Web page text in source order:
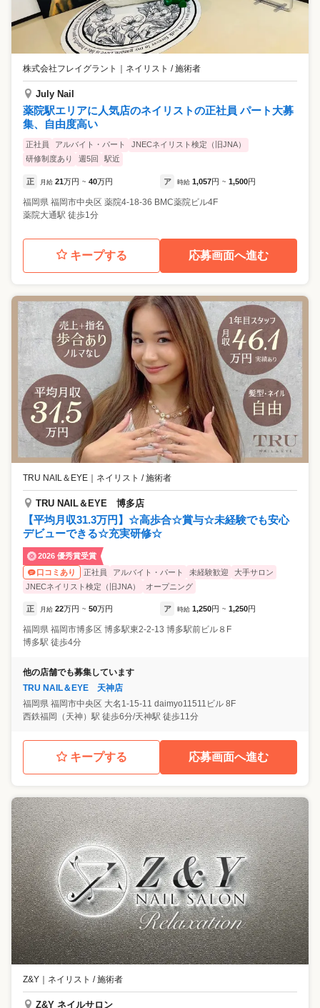
株式会社フレイグラント ネイリスト / 施術者
July Nail
薬院駅エリアに人気店のネイリストの正社員 パート大募
集、自由度高い
正社員 アルバイト・パート
JNECネイリスト検定（旧JNA）
研修制度あり
週5回 駅近
正 月給 21万円 ~ 40万円 ア 時給 1,057円 ~ 1,500円
福岡県 福岡市中央区 薬院4-18-36 BMC薬院ビル4F
薬院大通駅 徒歩1分
キープする 応募画面へ進む
TRU NAIL＆EYE ネイリスト / 施術者
TRU NAIL＆EYE 博多店
【平均月収31.3万円】☆高歩合☆賞与☆未経験でも安心
デビューできる☆充実研修☆
2026 優秀賞受賞
口コミあり
正社員 アルバイト・パート 未経験歓迎
大手サロン
JNECネイリスト検定（旧JNA）
オープニング
正 月給 22万円 ~ 50万円 ア 時給 1,250円 ~ 1,250円
福岡県 福岡市博多区 博多駅東2-2-13 博多駅前ビル８F
博多駅 徒歩4分
他の店舗でも募集しています
TRU NAIL＆EYE 天神店
福岡県 福岡市中央区 大名1-15-11 daimyo11511ビル 8F
西鉄福岡（天神）駅 徒歩6分/天神駅 徒歩11分
キープする 応募画面へ進む
Z&Y ネイリスト / 施術者
Z&Y ネイルサロン